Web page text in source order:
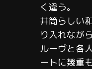
く違う。
井筒らしい
り入れなが
ルーヴと各
ートに幾重